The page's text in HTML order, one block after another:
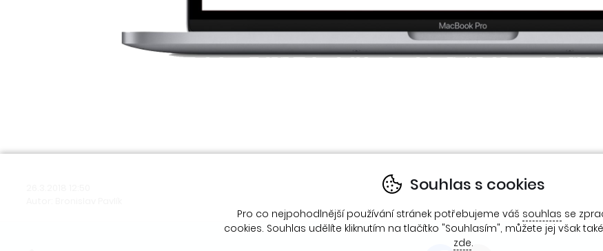
Souhlas s cookies
Pro co nejpohodlnější používání stránek potřebujeme váš souhlas se
cookies. Souhlas udělíte kliknutím na tlačítko "Souhlasím", můžete jej však
zde.